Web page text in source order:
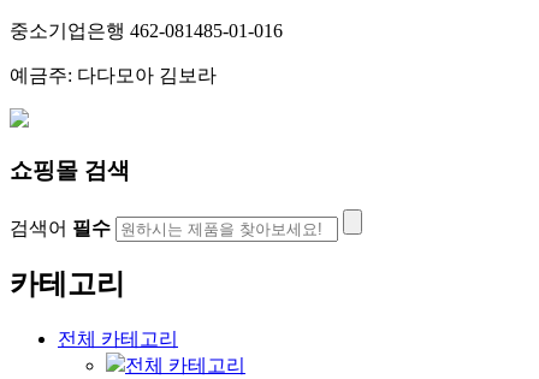
중소기업은행 462-081485-01-016
예금주: 다다모아 김보라
쇼핑몰 검색
검색어 필수
카테고리
전체 카테고리
전체 카테고리